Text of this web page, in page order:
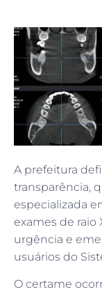
A prefeitura
transparência,
especializada
exames de
urgência e
usuários do
O certame